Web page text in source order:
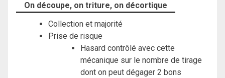
On découpe, on triture, on décortique
Collection et majorité
Prise de risque
Hasard contrôlé avec cette
mécanique sur le nombre de tirage
dont on peut dégager 2 bons